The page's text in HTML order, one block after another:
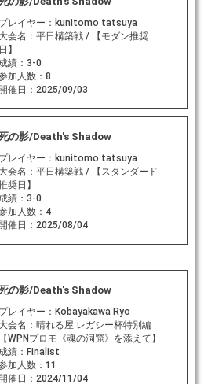
プレイヤー： kunitomo tatsuya
大会名： 平日構築戦 / 【モダン推奨
日】
成績： 3-0
加人数： 8
催日： 2025/09/03
の影/Death's Shadow
プレイヤー： kunitomo tatsuya
大会名： 平日構築戦 / 【スタンダード
奨日】
成績： 3-0
加人数： 4
開催日： 2025/08/04
の影/Death's Shadow
プレイヤー： Kobayakawa Ryo
大会名： 晴れる屋 レガシー杯特別編
【WPNプロモ《魂の洞窟》を添えて】
成績： Finalist
加人数： 11
開催日： 2024/11/04